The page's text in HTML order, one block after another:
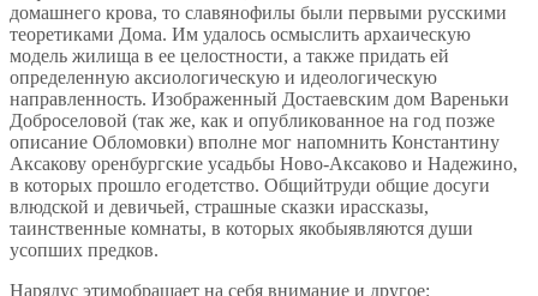
домашнего крова, то славянофилы были первыми русскими
теоретиками Дома. Им удалось осмыслить архаическую
модель жилища в ее целостности, а также придать ей
определенную аксиологическую и идеологическую
направленность. Изображенный Достаевским дом Вареньки
Доброселовой (так же, как и опубликованное на год позже
описание Обломовки) вполне мог напомнить Константину
Аксакову оренбургские усадьбы Ново-Аксаково и Надежино,
в которых прошло егодетство. Общийтруди общие досуги
влюдской и девичьей, страшные сказки ирассказы,
таинственные комнаты, в которых якобыявляются души
усопших предков.
Нарядус этимобращает на себя внимание и другое: